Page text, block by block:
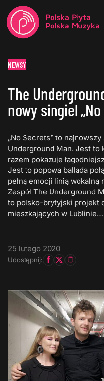
NEWSY
The
nowy singiel
„No Secrets” to najnowszy
Underground Man. Jest to
razem pokazuje
Jest to popowa ballada
pełną emocji linią wokalną
Zespół The Underground
to polsko-brytyjski projekt
mieszkających w Lublinie…
25 lutego 2020
Udostępnij: